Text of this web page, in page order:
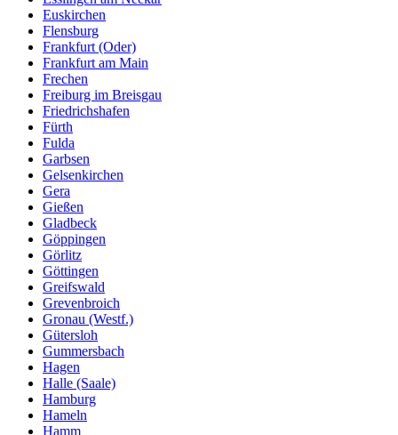
Euskirchen
Flensburg
Frankfurt (Oder)
Frankfurt am Main
Frechen
Freiburg im Breisgau
Friedrichshafen
Fürth
Fulda
Garbsen
Gelsenkirchen
Gera
Gießen
Gladbeck
Göppingen
Görlitz
Göttingen
Greifswald
Grevenbroich
Gronau (Westf.)
Gütersloh
Gummersbach
Hagen
Halle (Saale)
Hamburg
Hameln
Hamm